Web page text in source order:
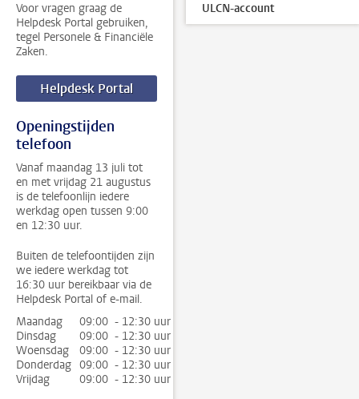
Voor vragen graag de
Helpdesk Portal gebruiken,
tegel Personele & Financiële
Zaken.
Helpdesk Portal
Openingstijden
telefoon
Vanaf maandag 13 juli tot
en met vrijdag 21 augustus
is de telefoonlijn iedere
werkdag open tussen 9:00
en 12:30 uur.
Buiten de telefoontijden zijn
we iedere werkdag tot
16:30 uur bereikbaar via de
Helpdesk Portal of e-mail.
Maandag
09:00 - 12:30 uur
Dinsdag
09:00 - 12:30 uur
Woensdag
09:00 - 12:30 uur
Donderdag 09:00 - 12:30 uur
Vrijdag
09:00 - 12:30 uur
ULCN-account